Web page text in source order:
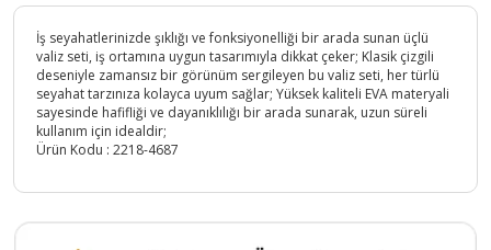
İş seyahatlerinizde şıklığı ve fonksiyonelliği bir arada sunan üçlü
valiz seti, iş ortamına uygun tasarımıyla dikkat çeker; Klasik çizgili
deseniyle zamansız bir görünüm sergileyen bu valiz seti, her türlü
seyahat tarzınıza kolayca uyum sağlar; Yüksek kaliteli EVA materyali
sayesinde hafifliği ve dayanıklılığı bir arada sunarak, uzun süreli
kullanım için idealdir;
Ürün Kodu : 2218-4687